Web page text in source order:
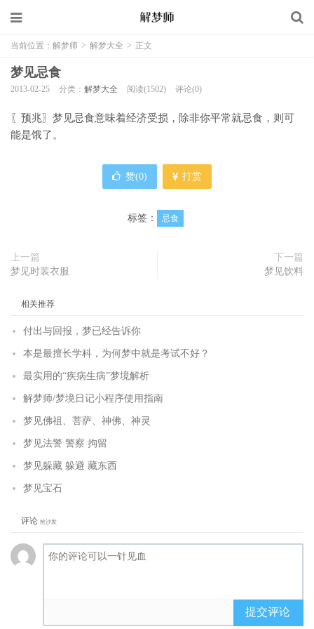
当前位置： 解梦师 > 解梦大全 > 正文
梦见忌食
2013-02-25 分类： 解梦大全 阅读(1502) 评论(0)
〖预兆〗梦见忌食意味着经济受损，除非你平常就忌食，则可
能是饿了。
赞(0) 打赏
标签： 忌食
上一篇
梦见时装衣服
下一篇
梦见饮料
相关推荐
付出与回报，梦已经告诉你
本是最擅长学科，为何梦中就是考试不好？
最实用的“疾病生病”梦境解析
解梦师/梦境日记小程序使用指南
梦见佛祖、菩萨、神佛、神灵
梦见法警 警察 拘留
梦见躲藏 躲避 藏东西
梦见宝石
评论 抢沙发
提交评论